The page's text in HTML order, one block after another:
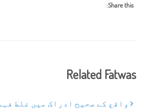
Share this:
Related Fatwas
واقع کے صحیح ادراک میں غلط